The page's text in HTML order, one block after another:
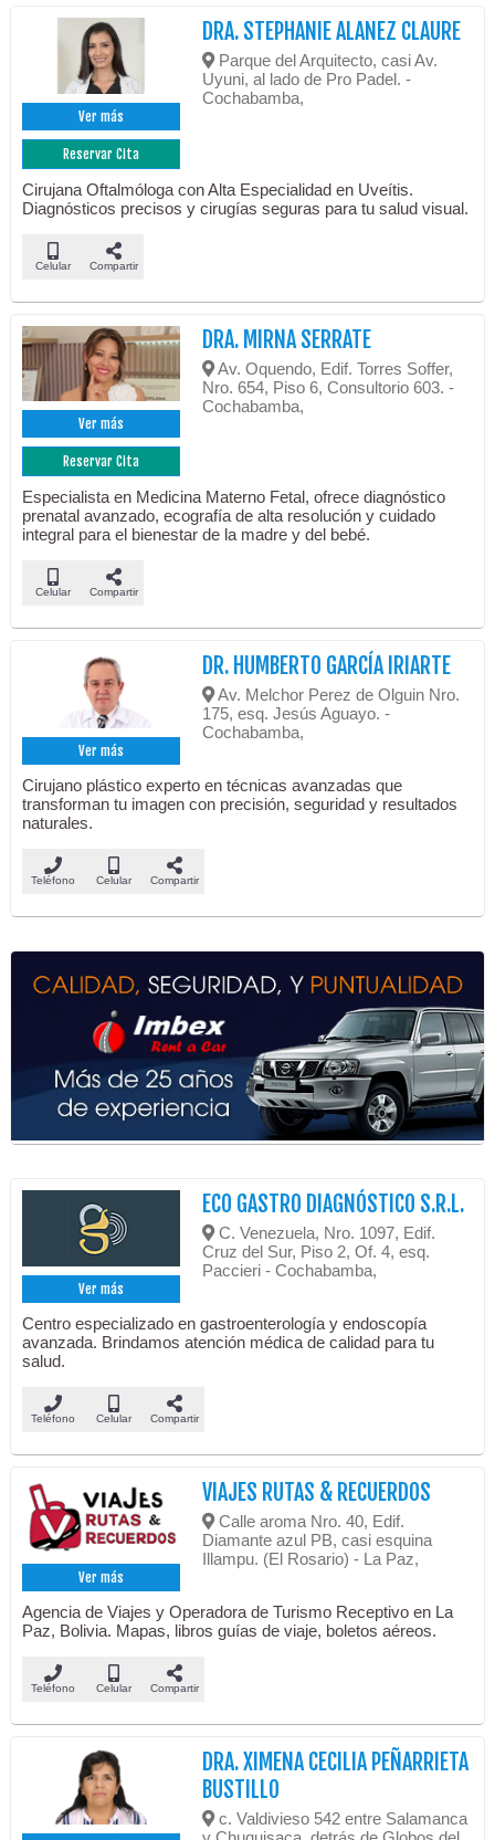
Ver más
Reservar Cita
DRA. STEPHANIE ALANEZ CLAURE
Parque del Arquitecto, casi Av.
Uyuni, al lado de Pro Padel. -
Cochabamba,
Cirujana Oftalmóloga con Alta Especialidad en Uveítis.
Diagnósticos precisos y cirugías seguras para tu salud visual.
Celular Compartir
Ver más
Reservar Cita
DRA. MIRNA SERRATE
Av. Oquendo, Edif. Torres Soffer,
Nro. 654, Piso 6, Consultorio 603. -
Cochabamba,
Especialista en Medicina Materno Fetal, ofrece diagnóstico
prenatal avanzado, ecografía de alta resolución y cuidado
integral para el bienestar de la madre y del bebé.
Celular Compartir
Ver más
DR. HUMBERTO GARCÍA IRIARTE
Av. Melchor Perez de Olguin Nro.
175, esq. Jesús Aguayo. -
Cochabamba,
Cirujano plástico experto en técnicas avanzadas que
transforman tu imagen con precisión, seguridad y resultados
naturales.
Teléfono Celular Compartir
Ver más
ECO GASTRO DIAGNÓSTICO S.R.L.
C. Venezuela, Nro. 1097, Edif.
Cruz del Sur, Piso 2, Of. 4, esq.
Paccieri - Cochabamba,
Centro especializado en gastroenterología y endoscopía
avanzada. Brindamos atención médica de calidad para tu
salud.
Teléfono Celular Compartir
Ver más
VIAJES RUTAS & RECUERDOS
Calle aroma Nro. 40, Edif.
Diamante azul PB, casi esquina
Illampu. (El Rosario) - La Paz,
Agencia de Viajes y Operadora de Turismo Receptivo en La
Paz, Bolivia. Mapas, libros guías de viaje, boletos aéreos.
Teléfono Celular Compartir
DRA. XIMENA CECILIA PEÑARRIETA
BUSTILLO
c. Valdivieso 542 entre Salamanca